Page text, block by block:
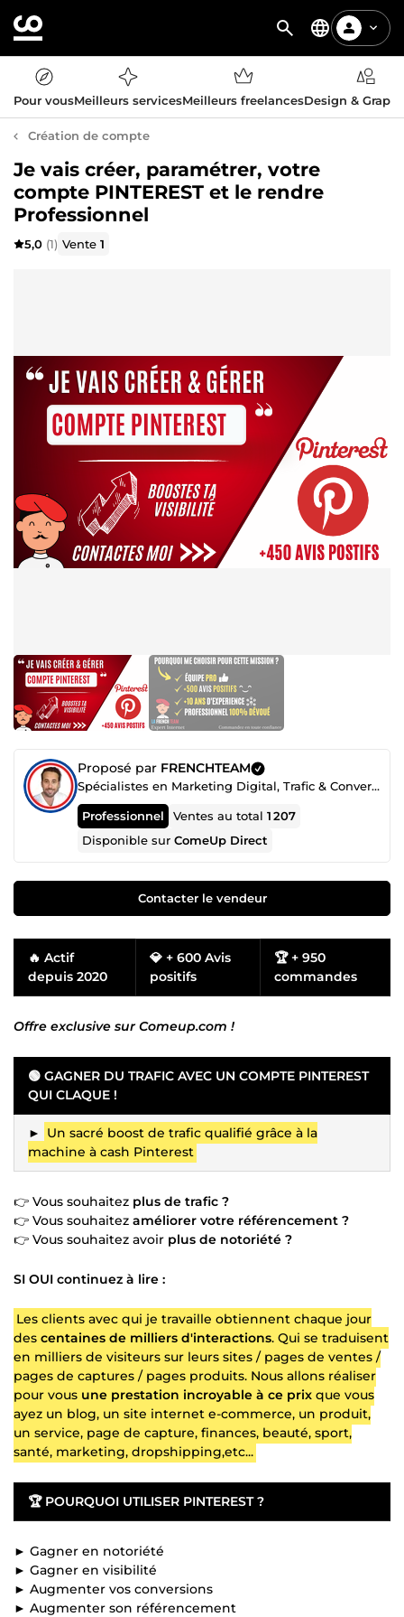
Pour vousMeilleurs servicesMeilleurs freelancesDesign &
Création de compte
Je vais créer, paramétrer, votre
compte PINTEREST et le rendre
Professionnel
5,0 (1) Vente1
Proposé par FRENCHTEAM
Spécialistes en Marketing Digital, Trafic & Conversion
Professionnel Ventes au total1 207
Disponible surComeUp Direct
Contacter le vendeur
🔥 Actif
depuis 2020
💎 + 600 Avis
positifs
🏆 + 950
commandes
Offre exclusive sur Comeup.com !
🟢 GAGNER DU TRAFIC AVEC UN COMPTE PINTEREST
QUI CLAQUE !
►
Un sacré boost de trafic qualifié grâce à la
machine à cash Pinterest
👉 Vous souhaitez plus de trafic ?
👉 Vous souhaitez améliorer votre référencement ?
👉 Vous souhaitez avoir plus de notoriété ?
SI OUI continuez à lire :
Les clients avec qui je travaille obtiennent chaque jour
des centaines de milliers d'interactions. Qui se traduisent
en milliers de visiteurs sur leurs sites / pages de ventes /
pages de captures / pages produits. Nous allons réaliser
pour vous une prestation incroyable à ce prix que vous
ayez un blog, un site internet e-commerce, un produit,
un service, page de capture, finances, beauté, sport,
santé, marketing, dropshipping,etc...
🏆 POURQUOI UTILISER PINTEREST ?
► Gagner en notoriété
► Gagner en visibilité
► Augmenter vos conversions
► Augmenter son référencement